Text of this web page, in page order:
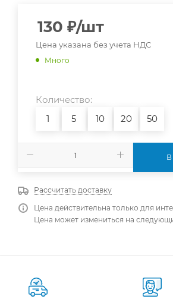
130 ₽/шт
Цена указана без учета НДС
Много
Количество:
1
5 10 20 50
Рассчитать доставку
Цена действительна только для
Цена может измениться на